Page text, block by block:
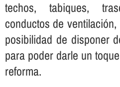
techos, tabiques,
conductos de
posibilidad de disponer
para poder darle un
reforma.